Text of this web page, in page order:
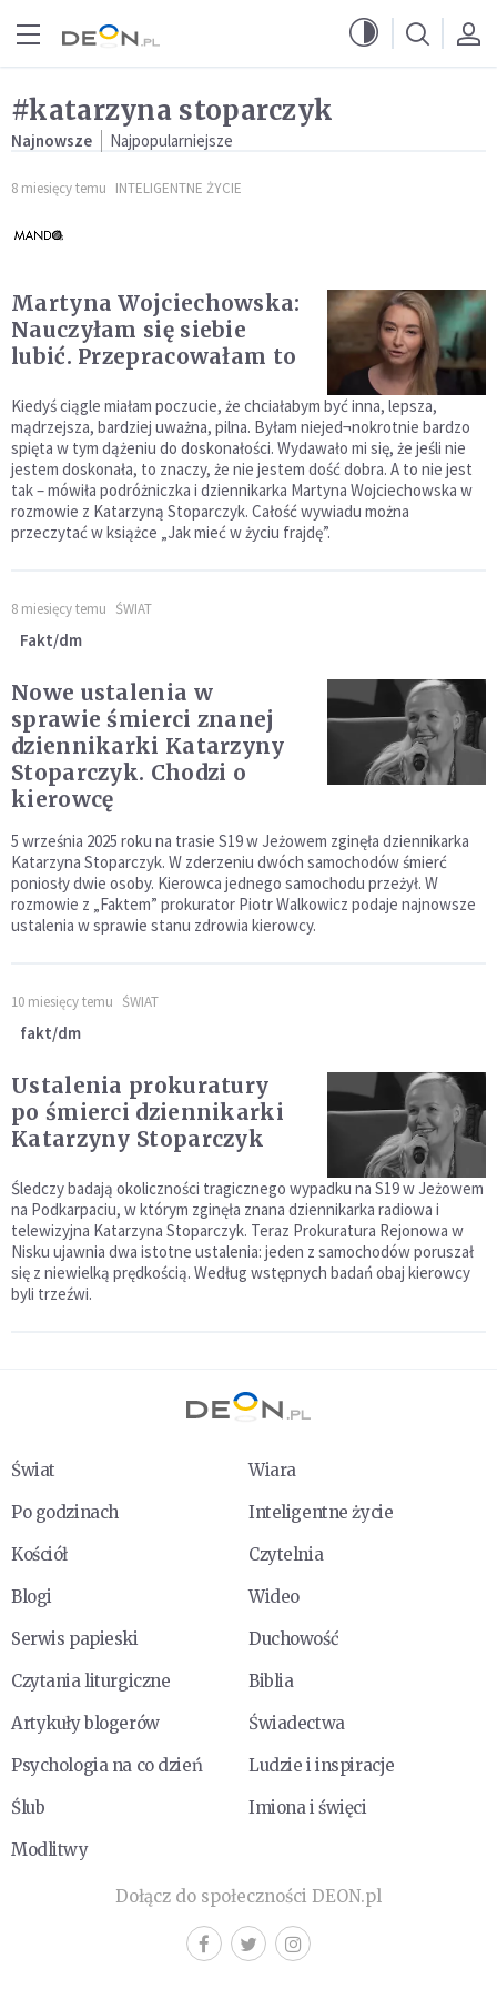
#katarzyna stoparczyk
Najnowsze Najpopularniejsze
8 miesięcy temu INTELIGENTNE ŻYCIE
Martyna Wojciechowska:
Nauczyłam się siebie
lubić. Przepracowałam to
Kiedyś ciągle miałam poczucie, że chciałabym być inna, lepsza,
mądrzejsza, bardziej uważna, pilna. Byłam niejed¬nokrotnie bardzo
spięta w tym dążeniu do doskonałości. Wydawało mi się, że jeśli nie
jestem doskonała, to znaczy, że nie jestem dość dobra. A to nie jest
tak – mówiła podróżniczka i dziennikarka Martyna Wojciechowska w
rozmowie z Katarzyną Stoparczyk. Całość wywiadu można
przeczytać w książce „Jak mieć w życiu frajdę”.
8 miesięcy temu ŚWIAT
Fakt/dm
Nowe ustalenia w
sprawie śmierci znanej
dziennikarki Katarzyny
Stoparczyk. Chodzi o
kierowcę
5 września 2025 roku na trasie S19 w Jeżowem zginęła dziennikarka
Katarzyna Stoparczyk. W zderzeniu dwóch samochodów śmierć
poniosły dwie osoby. Kierowca jednego samochodu przeżył. W
rozmowie z „Faktem” prokurator Piotr Walkowicz podaje najnowsze
ustalenia w sprawie stanu zdrowia kierowcy.
10 miesięcy temu ŚWIAT
fakt/dm
Ustalenia prokuratury
po śmierci dziennikarki
Katarzyny Stoparczyk
Śledczy badają okoliczności tragicznego wypadku na S19 w Jeżowem
na Podkarpaciu, w którym zginęła znana dziennikarka radiowa i
telewizyjna Katarzyna Stoparczyk. Teraz Prokuratura Rejonowa w
Nisku ujawnia dwa istotne ustalenia: jeden z samochodów poruszał
się z niewielką prędkością. Według wstępnych badań obaj kierowcy
byli trzeźwi.
Świat
Wiara
Po godzinach
Inteligentne życie
Kościół
Czytelnia
Blogi
Wideo
Serwis papieski
Duchowość
Czytania liturgiczne
Biblia
Artykuły blogerów
Świadectwa
Psychologia na co dzień
Ludzie i inspiracje
Ślub
Imiona i święci
Modlitwy
Dołącz do społeczności DEON.pl